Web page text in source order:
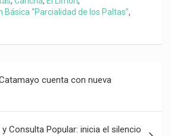
Básica “Parcialidad de los Paltas”,
cuenta con nueva
Consulta Popular: inicia el silencio